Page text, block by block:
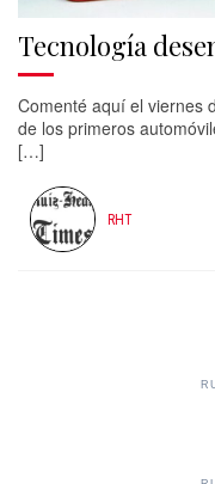
Tecnología
Comenté aquí el viernes
de los primeros
[…]
RHT